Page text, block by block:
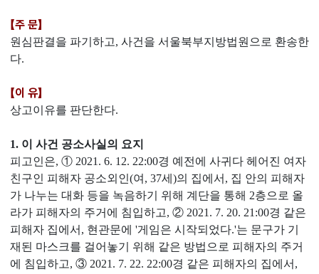
【주 문】
원심판결을 파기하고, 사건을 서울북부지방법원으로 환송한
다.
【이 유】
상고이유를 판단한다.
1. 이 사건 공소사실의 요지
피고인은, ① 2021. 6. 12. 22:00경 예전에 사귀다 헤어진 여자
친구인 피해자 공소외인(여, 37세)의 집에서, 집 안의 피해자
가 나누는 대화 등을 녹음하기 위해 계단을 통해 2층으로 올
라가 피해자의 주거에 침입하고, ② 2021. 7. 20. 21:00경 같은
피해자 집에서, 현관문에 '게임은 시작되었다.'는 문구가 기
재된 마스크를 걸어놓기 위해 같은 방법으로 피해자의 주거
에 침입하고, ③ 2021. 7. 22. 22:00경 같은 피해자의 집에서,